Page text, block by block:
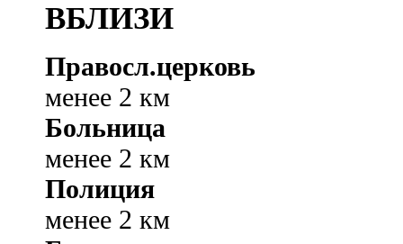
ВБЛИЗИ
Правосл.церковь
менее 2 км
Больница
менее 2 км
Полиция
менее 2 км